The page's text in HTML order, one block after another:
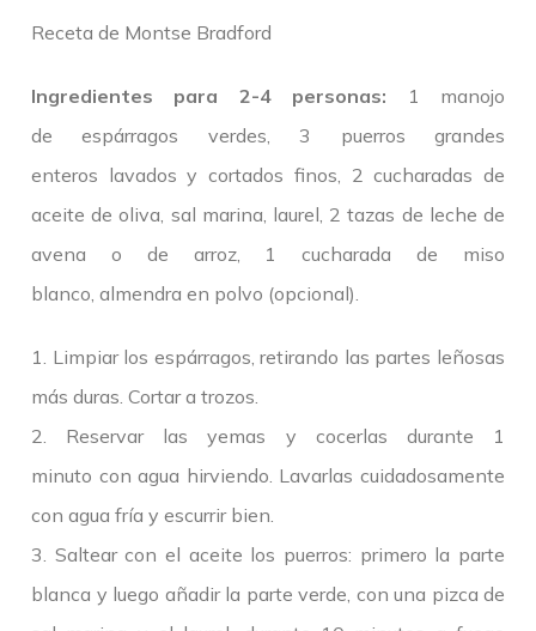
Receta de Montse Bradford
Ingredientes para 2-4 personas: 1 manojo
de espárragos verdes, 3 puerros grandes
enteros lavados y cortados finos, 2 cucharadas de
aceite de oliva, sal marina, laurel, 2 tazas de leche de
avena o de arroz, 1 cucharada de miso
blanco, almendra en polvo (opcional).
1. Limpiar los espárragos, retirando las partes leñosas
más duras. Cortar a trozos.
2. Reservar las yemas y cocerlas durante 1
minuto con agua hirviendo. Lavarlas cuidadosamente
con agua fría y escurrir bien.
3. Saltear con el aceite los puerros: primero la parte
blanca y luego añadir la parte verde, con una pizca de